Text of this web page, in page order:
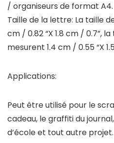
/ organiseurs de format A4.
Taille de la lettre: La taille
cm / 0.82 “X 1.8 cm / 0.7”,
mesurent 1.4 cm / 0.55 “X
Applications:
Peut être utilisé pour le
cadeau, le graffiti du
d’école et tout autre projet.